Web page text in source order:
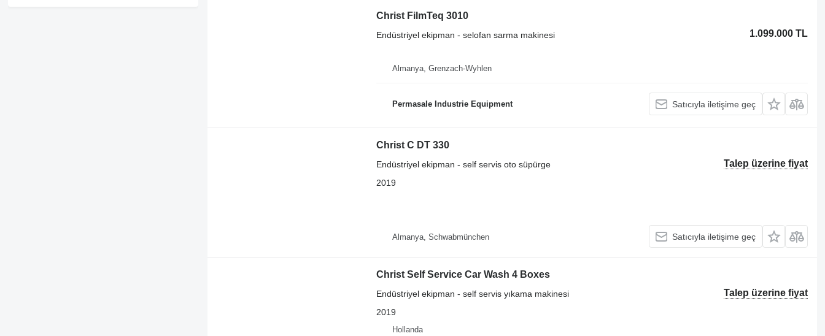
Christ FilmTeq 3010
1.099.000 TL
Endüstriyel ekipman - selofan sarma makinesi
Almanya, Grenzach-Wyhlen
Permasale Industrie Equipment Satıcıyla iletişime geç
Christ C DT 330
Talep üzerine fiyat
Endüstriyel ekipman - self servis oto süpürge
2019
Almanya, Schwabmünchen Satıcıyla iletişime geç
Christ Self Service Car Wash 4 Boxes
Talep üzerine fiyat
Endüstriyel ekipman - self servis yıkama makinesi
2019
Hollanda